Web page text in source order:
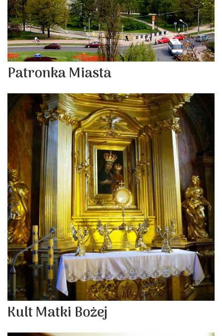
Patronka Miasta
Kult Matki Bożej